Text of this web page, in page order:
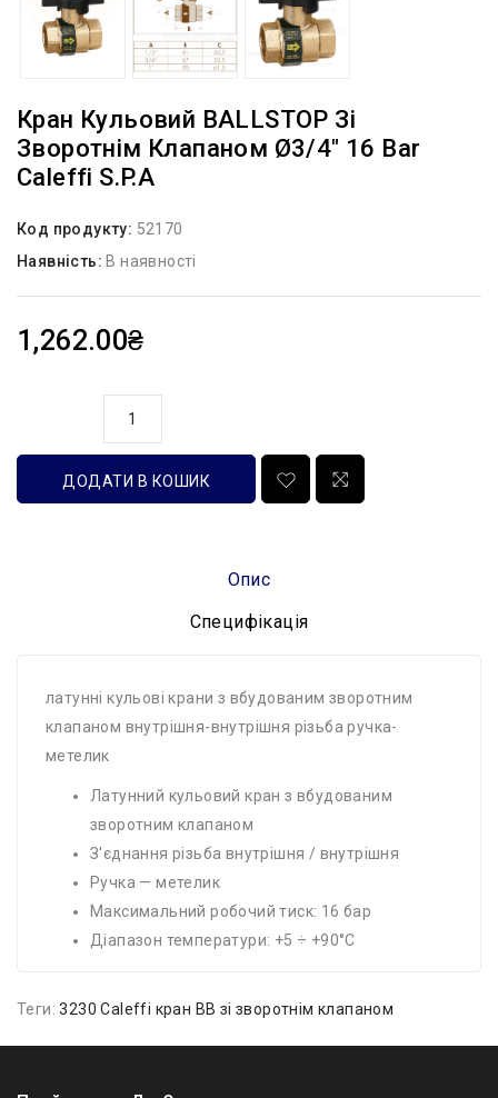
Кран Кульовий BALLSTOP Зі
Зворотнім Клапаном Ø3/4″ 16 Bar
Caleffi S.p.a
Код продукту: 52170
Наявність: В наявності
1,262.00₴
ДОДАТИ В КОШИК
Опис
Специфікація
латунні кульові крани з вбудованим зворотним
клапаном внутрішня-внутрішня різьба ручка-
метелик
Латунний кульовий кран з вбудованим
зворотним клапаном
З'єднання різьба внутрішня / внутрішня
Ручка — метелик
Максимальний робочий тиск: 16 бар
Діапазон температури: +5 ÷ +90°С
Теги:3230 Caleffi кран ВВ зі зворотнім клапаном